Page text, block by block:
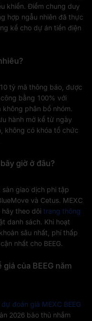
khiển. Điểm chung duy
hợp ngẫu nhiên đã thực
kể cho dự án tiền điện
tỷ mã thông báo, được
bằng 100% với
phân bổ nhóm.
hành mở kể từ ngày
không có khóa tổ chức
giờ ở đâu?
sàn giao dịch phi tập
và Cetus. MEXC
hãy theo dõi trang thông
danh sách. Khi hoạt
sâu nhất, phí thấp
nhất cho BEEG.
của BEEG năm
dự đoán giá MEXC BEEG
2026 bảo thủ nhắm